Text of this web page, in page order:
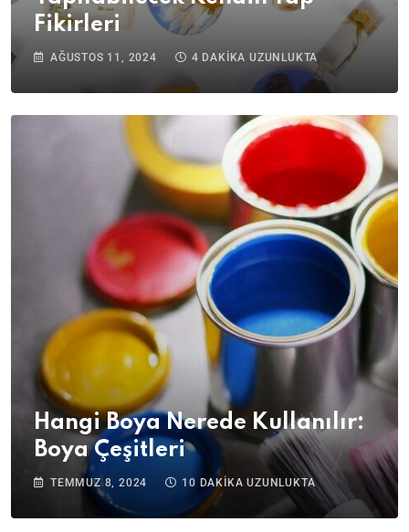
Fikirleri
AĞUSTOS 11, 2024 4 DAKIKA UZUNLUKTA
Hangi Boya Nerede Kullanılır:
Boya Çeşitleri
TEMMUZ 8, 2024 10 DAKIKA UZUNLUKTA